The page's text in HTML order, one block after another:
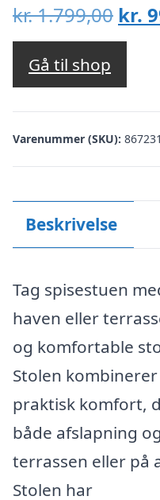
kr.1.799,00 Den
var:
kr.
kr.
Gå til shop
Varenummer (SKU):
Beskrivelse
Tag spisestuen
haven eller
og komfortable
Stolen
praktisk komfort,
både afslapning
terrassen eller på
Stolen har